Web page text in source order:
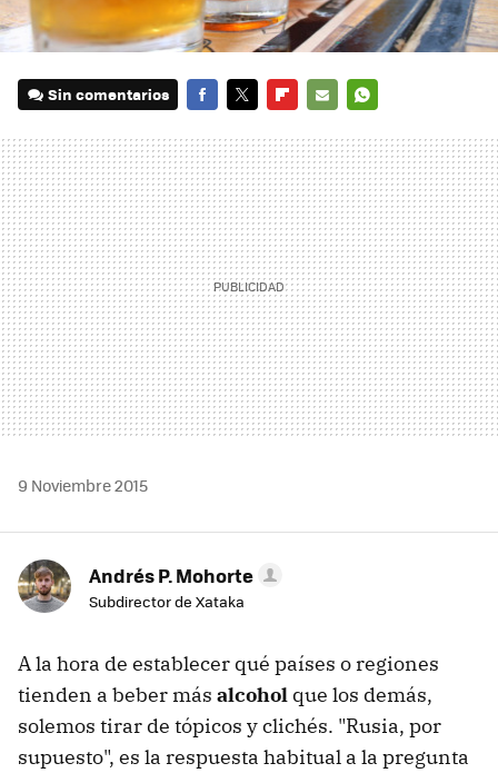
Sin comentarios
MAIL
9 Noviembre 2015
Andrés P. Mohorte
Subdirector de Xataka
A la hora de establecer qué países o regiones
tienden a beber más alcohol que los demás,
solemos tirar de tópicos y clichés. "Rusia, por
supuesto", es la respuesta habitual a la pregunta